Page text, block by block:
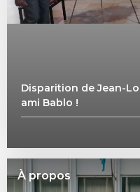
Disparition de Jean-
ami Bablo !
À propos